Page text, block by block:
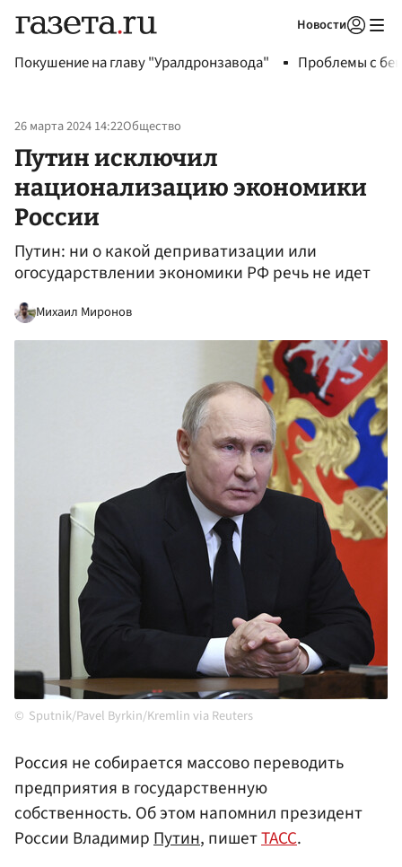
Новости
Покушение на главу "Уралдронзавода" Проблемы с
26 марта 2024 14:22Общество
Путин исключил
национализацию экономики
России
Путин: ни о какой деприватизации или
огосударствлении экономики РФ речь не идет
Михаил Миронов
Sputnik/Pavel Byrkin/Kremlin via Reuters
Россия не собирается массово переводить
предприятия в государственную
собственность. Об этом напомнил президент
России ВладимирПутин, пишетТАСС.